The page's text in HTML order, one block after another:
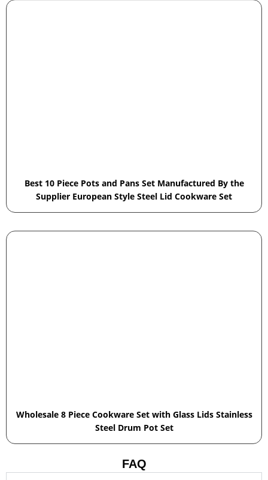
Best 10 Piece Pots and Pans Set Manufactured By the
Supplier European Style Steel Lid Cookware Set
Wholesale 8 Piece Cookware Set with Glass Lids Stainless
Steel Drum Pot Set
FAQ